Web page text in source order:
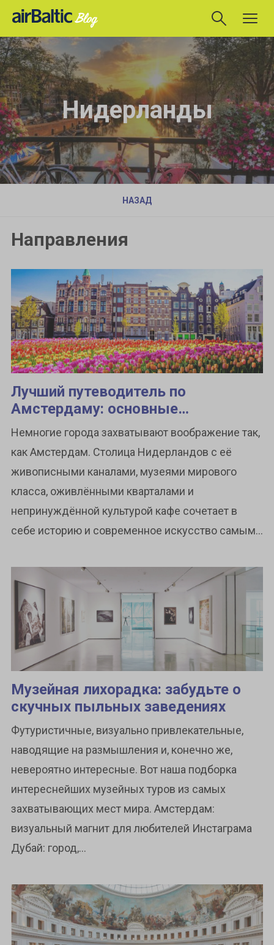
Нидерланды
НАЗАД
Направления
Лучший путеводитель по
Амстердаму: основные
достопримечательности, скрытые
жемчужины и советы от местных
Немногие города захватывают воображение так,
как Амстердам. Столица Нидерландов с её
живописными каналами, музеями мирового
класса, оживлёнными кварталами и
непринуждённой культурой кафе сочетает в
себе историю и современное искусство самым...
Музейная лихорадка: забудьте о
скучных пыльных заведениях
Футуристичные, визуально привлекательные,
наводящие на размышления и, конечно же,
невероятно интересные. Вот наша подборка
интереснейших музейных туров из самых
захватывающих мест мира. Амстердам:
визуальный магнит для любителей Инстаграма
Дубай: город,...